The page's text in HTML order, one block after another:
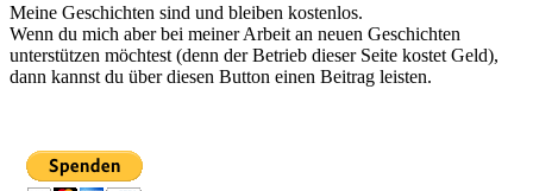
Meine Geschichten sind und bleiben kostenlos.
Wenn du mich aber bei meiner Arbeit an neuen Geschichten
unterstützen möchtest (denn der Betrieb dieser Seite kostet Geld),
dann kannst du über diesen Button einen Beitrag leisten.